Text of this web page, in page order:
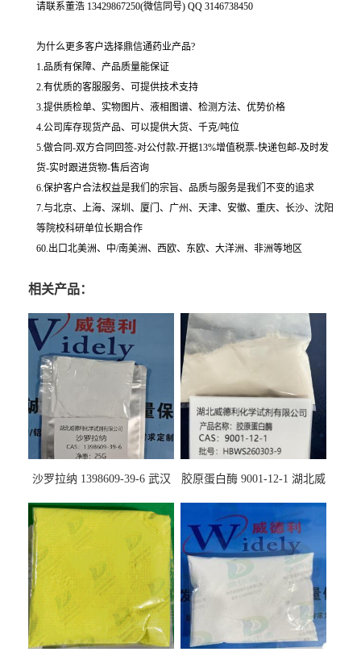
请联系董浩 13429867250(微信同号) QQ 3146738450
为什么更多客户选择鼎信通药业产品?
1.品质有保障、产品质量能保证
2.有优质的客服服务、可提供技术支持
3.提供质检单、实物图片、液相图谱、检测方法、优势价格
4.公司库存现货产品、可以提供大货、千克/吨位
5.做合同-双方合同回签-对公付款-开据13%增值税票-快递包邮-及时发
货-实时跟进货物-售后咨询
6.保护客户合法权益是我们的宗旨、品质与服务是我们不变的追求
7.与北京、上海、深圳、厦门、广州、天津、安徽、重庆、长沙、沈阳
等院校科研单位长期合作
60.出口北美洲、中/南美洲、西欧、东欧、大洋洲、非洲等地区
相关产品：
沙罗拉纳 1398609-39-6 武汉
胶原蛋白酶 9001-12-1 湖北威